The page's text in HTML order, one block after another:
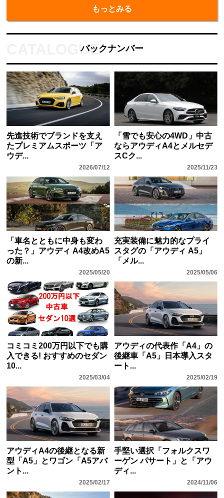
もっとみる
バックナンバー
先進技術でブランドを支え
たプレミアムスポーツ「ア
ウデ...
2026/07/12
「雪でも安心の4WD」中古
ならアウディA4とメルセデ
スCク...
2025/11/23
「車名とともに中身も変わ
った？」アウディ A4改めA5
の新...
2025/05/20
充実装備に魅力的なプライ
スタグの「アウディ A5」
「メル...
2025/05/06
コミコミ200万円以下でも購
入できる! おすすめのセダン
10...
2025/03/04
アウディの代表作「A4」の
後継車「A5」日本導入スタ
ート...
2025/02/19
アウディA4の後継となる新
型「A5」とワゴン「A5アバ
ント...
2025/02/17
手堅い選択「フォルクスワ
ーゲン パサート」と「アウ
ディ...
2024/11/06